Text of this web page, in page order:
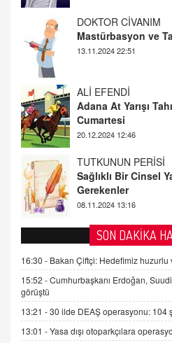
ALİ EFENDİ
Adana At Yarışı
Cumartesi
TUTKUNUN PERİSİ
Sağlıklı Bir Cinsel
Gerekenler
08.11.2024 13:16
FARUK ÖNALAN
Tezkere
2 Kasım 2021 Salı 00:11
AV. DOĞAN CAN
Kişisel verilerin
gelişimi
15.09.2025 16:17
SEHER EREK
Kış Ayları Geldi,
9.12.2025 10:11
SON DAKİKA
16:30 - Bakan Çiftçi: Hedefimiz huzurlu
15:52 -Cumhurbaşkanı Erdoğan,
görüştü
13:21 -30 ilde DEAŞ operasyonu: 104
13:01 -Yasa dışı otoparkçılara